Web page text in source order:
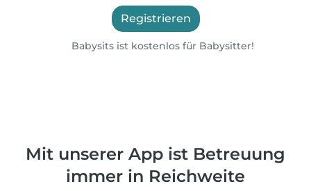
Registrieren
Babysits ist kostenlos für Babysitter!
Mit unserer App ist Betreuung
immer in Reichweite